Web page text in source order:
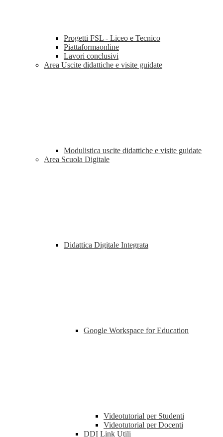
Progetti FSL - Liceo e Tecnico
Piattaformaonline
Lavori conclusivi
Area Uscite didattiche e visite guidate
Modulistica uscite didattiche e visite guidate
Area Scuola Digitale
Didattica Digitale Integrata
Google Workspace for Education
Videotutorial per Studenti
Videotutorial per Docenti
DDI Link Utili